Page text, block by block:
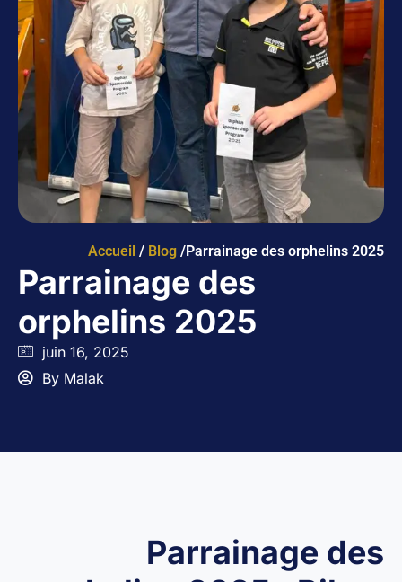
Accueil / Blog /Parrainage des orphelins 2025
Parrainage des
orphelins 2025
juin 16, 2025
By Malak
Parrainage des